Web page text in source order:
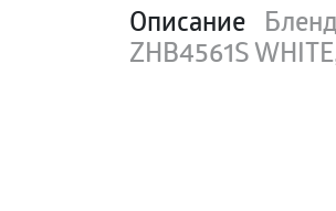
Описание
ZHB4561S